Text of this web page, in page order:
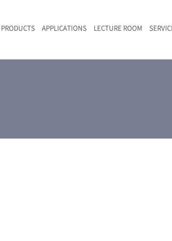
PRODUCTS APPLICATIONS LECTURE ROOM